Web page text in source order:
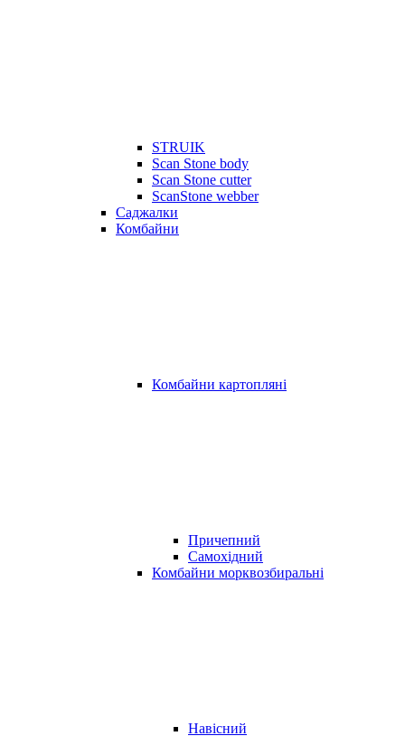
STRUIK
Scan Stone body
Scan Stone cutter
ScanStone webber
Саджалки
Комбайни
Комбайни картопляні
Причепний
Самохідний
Комбайни морквозбиральні
Навісний